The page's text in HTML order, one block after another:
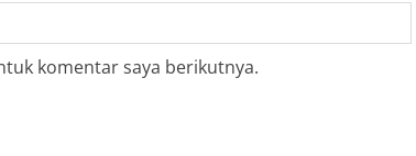
komentar saya berikutnya.